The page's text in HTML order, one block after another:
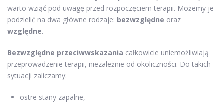
warto wziąć pod uwagę przed rozpoczęciem terapii. Możemy je
podzielić na dwa główne rodzaje: bezwzględne oraz
względne.
Bezwzględne przeciwwskazania całkowicie uniemożliwiają
przeprowadzenie terapii, niezależnie od okoliczności. Do takich
sytuacji zaliczamy:
ostre stany zapalne,